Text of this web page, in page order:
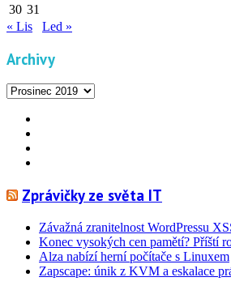
30 31
« Lis
Led »
Archivy
Archivy
Zprávičky ze světa IT
Závažná zranitelnost WordPressu
Konec vysokých cen pamětí? Příští
Alza nabízí herní počítače s Linuxem
Zapscape: únik z KVM a eskalace